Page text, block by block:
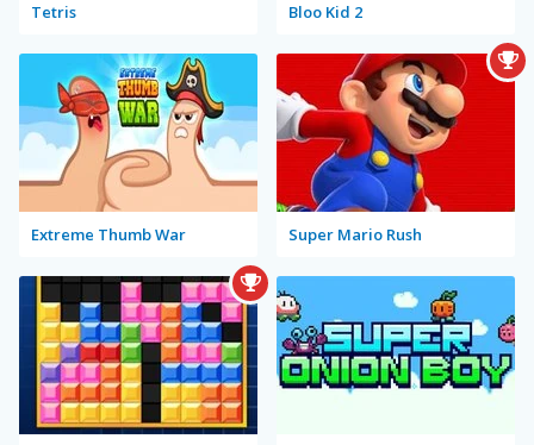
Tetris Bloo Kid 2
Extreme Thumb War Super Mario Rush